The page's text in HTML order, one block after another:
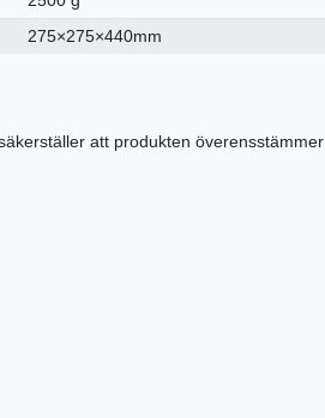
275×275×440mm
att produkten överensstämmer